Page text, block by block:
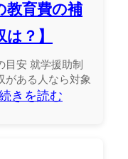
教育費の補
？】
目安 就学援助制
がある人なら対象
きを読む